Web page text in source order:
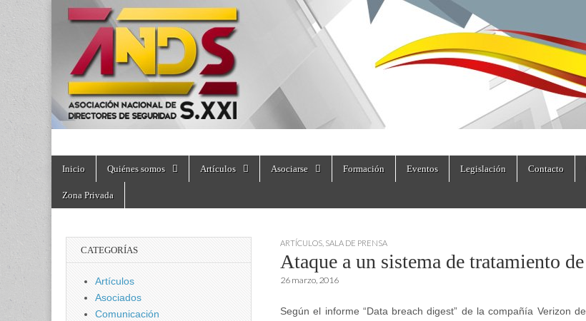
directoresdeseguridad.es
Main
Skip
content
Inicio Quiénes somos Artículos Asociarse Formación Eventos Legislación Contacto
Zona Privada
ARTÍCULOS SALA DE PRENSA
Ataque a un sistema de tratamiento de
26 marzo, 2016
Según el informe “Data breach digest” de la compañía Verizon
CATEGORÍAS
Artículos
Asociados
Comunicación